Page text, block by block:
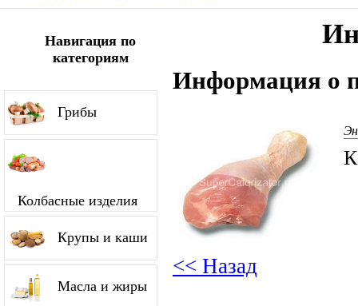
Навигация по
категориям
Грибы
Колбасные изделия
Крупы и каши
Масла и жиры
Информация о
<< Назад